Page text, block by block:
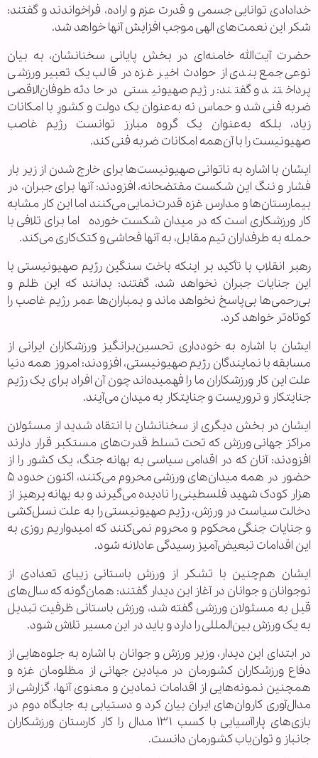
خدادادی توانایی جسمی و قدرت عزم و اراده، فراخواندند و گفتند:
شکر این نعمت‌های الهی موجب افزایش آنها خواهد شد.
حضرت آیت‌الله خامنه‌ای در بخش پایانی سخنانشان، به بیان
نوعی جمع‌بندی از حوادث اخیر غزه در قالب یک تعبیر ورزشی
پرداختند و گفتند: رژیم صهیونیستی در حادثه طوفان‌الاقصی
ضربه فنی شد و حماس نه به‌عنوان یک دولت و کشورِ با امکانات
زیاد، بلکه به‌عنوان یک گروه مبارز توانست رژیم غاصب
صهیونیست را با آن‌همه امکانات ضربه فنی کند.
ایشان با اشاره به ناتوانی صهیونیست‌ها برای خارج شدن از زیر بار
فشار و ننگ این شکست مفتضحانه، افزودند: آنها برای جبران، در
بیمارستان‌ها و مدارس غزه قدرت‌نمایی می‌کنند اما این کار مشابه
کار ورزشکاری است که در میدان شکست خورده اما برای تلافی با
حمله به طرفداران تیم مقابل، به آنها فحاشی و کتک‌کاری می‌کند.
رهبر انقلاب با تأکید بر اینکه باخت سنگین رژیم صهیونیستی با
این جنایات جبران نخواهد شد، گفتند: بدانند که این ظلم و
بی‌رحمی‌ها بی‌پاسخ نخواهد ماند و بمباران‌ها عمر رژیم غاصب را
کوتاه‌تر خواهد کرد.
ایشان با اشاره به خودداری تحسین‌برانگیز ورزشکاران ایرانی از
مسابقه با نمایندگان رژیم صهیونیستی، افزودند: امروز همه دنیا
علت این کار ورزشکاران ما را فهمیده‌اند چون آن افراد برای یک رژیم
جنایتکار و تروریست و جنایتکار به میدان می‌آیند.
ایشان در بخش دیگری از سخنانشان با انتقاد شدید از مسئولان
مراکز جهانی ورزش که تحت تسلط قدرت‌های مستکبر قرار دارند
افزودند: آنان که در اقدامی سیاسی به بهانه جنگ، یک کشور را از
حضور در همه میدان‌های ورزشی محروم می‌کنند، اکنون حدود ۵
هزار کودک شهید فلسطینی را نادیده می‌گیرند و به بهانه پرهیز از
دخالت سیاست در ورزش، رژیم صهیونیستی را به علت نسل‌کشی
و جنایات جنگی محکوم و محروم نمی‌کنند که امیدواریم روزی به
این اقدامات تبعیض‌آمیز رسیدگی عادلانه شود.
ایشان هم‌چنین با تشکر از ورزش باستانی زیبای تعدادی از
نوجوانان و جوانان در آغاز این دیدار گفتند: همان‌گونه که سال‌های
قبل به مسئولان ورزشی گفته شد، ورزش باستانی ظرفیت تبدیل
به یک ورزش بین‌المللی را دارد و باید در این مسیر تلاش شود.
در ابتدای این دیدار، وزیر ورزش و جوانان با اشاره به جلوه‌هایی از
دفاع ورزشکاران کشورمان در میادین جهانی از مظلومان غزه و
همچنین نمونه‌هایی از اقدامات نمادین و معنوی آنها، گزارشی از
مدال‌آوری کاروان‌های ایران بیان کرد و دستیابی به جایگاه دوم در
بازی‌های پاراآسیایی با کسب ۱۳۱ مدال را کار کارستان ورزشکاران
جانباز و توان‌یاب کشورمان دانست.